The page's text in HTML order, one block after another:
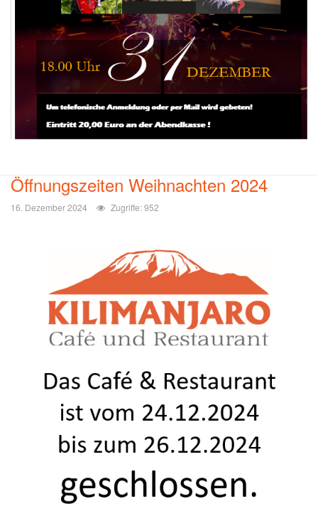
Öffnungszeiten Weihnachten 2024
16. Dezember 2024 Zugriffe: 952